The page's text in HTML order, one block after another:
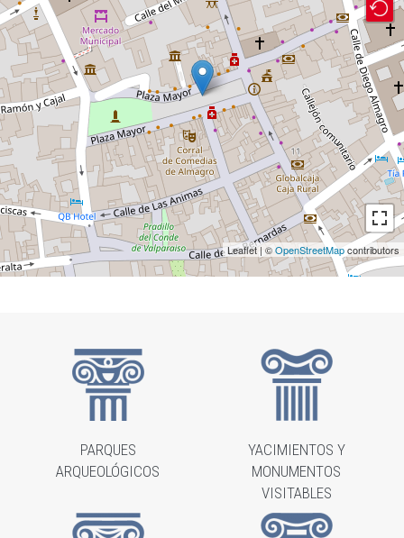
Leaflet | ©OpenStreetMapcontributors
PARQUES
ARQUEOLÓGICOS
YACIMIENTOS Y
MONUMENTOS
VISITABLES